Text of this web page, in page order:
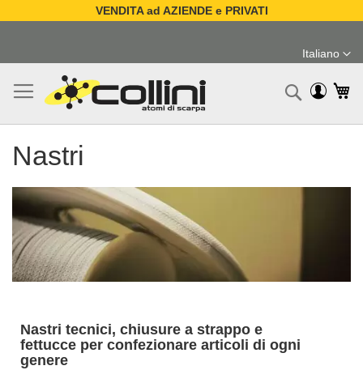
VENDITA ad AZIENDE e PRIVATI
contenuto
Lingua
Italiano
Nastri
Nastri tecnici, chiusure a strappo e
fettucce per confezionare articoli di ogni
genere